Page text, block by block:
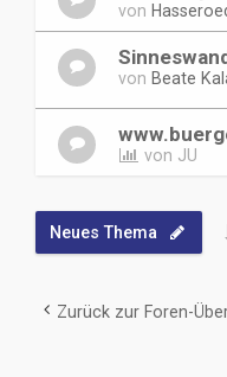
von
von Beate
von JU
Neues Thema
Zurück zur Foren-